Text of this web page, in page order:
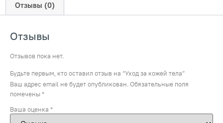
Отзывы (0)
Отзывы
Отзывов пока нет.
Будьте первым, кто оставил отзыв на “Уход за кожей тела”
Ваш адрес email не будет опубликован. Обязательные поля
помечены *
Ваша оценка *